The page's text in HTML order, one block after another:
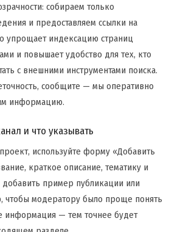
собираем только
и предоставляем ссылки на
упрощает индексацию страниц
и повышает удобство для тех, кто
с внешними инструментами поиска.
сообщите — мы оперативно
информацию.
и что указывать
используйте форму «Добавить
краткое описание, тематику и
добавить пример публикации или
чтобы модератору было проще понять
информация — тем точнее будет